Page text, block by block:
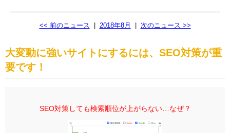
<< 前のニュース 2018年8月 次のニュース >>
大変動に強いサイトにするには、SEO対策が重
要です！
SEO対策しても検索順位が上がらない…なぜ？